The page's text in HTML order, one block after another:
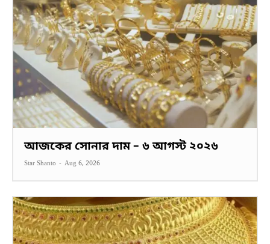
আজকের সোনার দাম – ৬ আগস্ট ২০২৬
Star Shanto - Aug 6, 2026